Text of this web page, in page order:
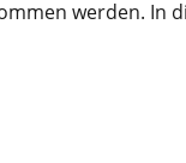
werden. In